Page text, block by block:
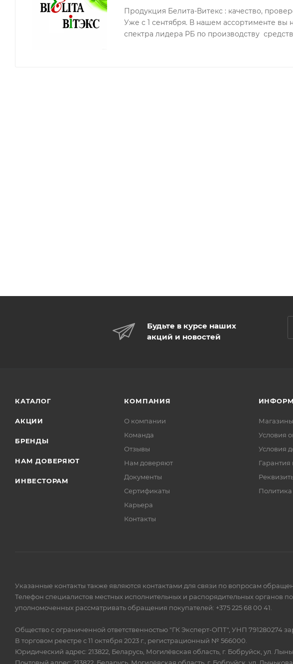
Продукция Белита-Витекс : качество,
Уже с 1 сентября. В нашем ассортименте
спектра лидера РБ по производству
Будьте в курсе наших
акций и новостей
КАТАЛОГ
АКЦИИ
БРЕНДЫ
НАМ ДОВЕРЯЮТ
ИНВЕСТОРАМ
КОМПАНИЯ
О компании
Команда
Отзывы
Нам доверяют
Документы
Сертификаты
Карьера
Контакты
Магазины
Условия
Условия
Гарантия
Политика
Указанные контакты также являются контактами для связи по вопросам
Телефон специалистов местных исполнительных и распорядительных органов
уполномоченных рассматривать обращения покупателей: +375 225 68 00 41.
Общество с ограниченной ответственностью "ГК Эксперт-ОПТ", УНП 791280274
В торговом реестре с 11 октября 2023 г., регистрационный № 566000.
Юридический адрес: 213822, Беларусь, Могилёвская область, г. Бобруйск, ул.